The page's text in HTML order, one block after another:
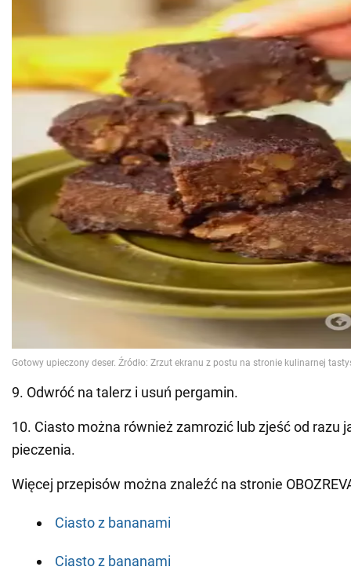
9. Odwróć na talerz i usuń pergamin.
10. Ciasto można również zamrozić lub zjeść od razu
pieczenia.
Więcej przepisów można znaleźć na stronie
Ciasto z bananami
Ciasto z bananami